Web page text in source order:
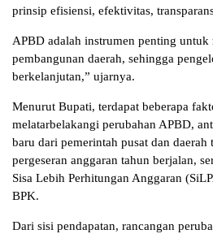
prinsip efisiensi, efektivitas,
APBD adalah instrumen penting
pembangunan daerah, sehingga
berkelanjutan,” ujarnya.
Menurut Bupati, terdapat beberapa
melatarbelakangi perubahan APBD,
baru dari pemerintah pusat dan daerah
pergeseran anggaran tahun berjalan,
Sisa Lebih Perhitungan Anggaran
BPK.
Dari sisi pendapatan, rancangan